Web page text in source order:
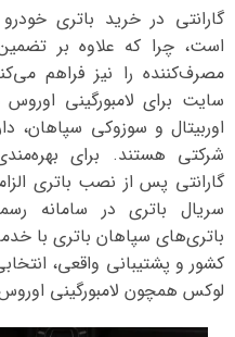
گارانتی در خرید باتری
است، چرا که علاوه بر
مصرف‌کننده را نیز فراهم
سایت برای لامبورگینی
اوربیتال و سوزوکی سپاهان،
شرکتی هستند. برای
گارانتی پس از نصب باتری
سریال باتری در سامانه
باتری‌های سپاهان باتری با
کشور و پشتیبانی واقعی،
لوکس همچون لامبورگینی